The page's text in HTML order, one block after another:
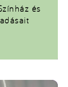
és